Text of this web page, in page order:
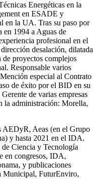
Energéticas en la
en ESADE y
en la UA. Tras su paso por
1994 a Aguas de
profesional en el
desalación, dilatada
proyectos complejos
Responsable varios
especial al Contrato
de éxito por el BID en su
de varias empresas
la administración: Morella,
AEDyR, Aeas (en el Grupo
y hasta 2021 en el IDA.
Ciencia y Tecnología
en congresos, IDA,
y publicaciones
Municipal, FuturEnviro,